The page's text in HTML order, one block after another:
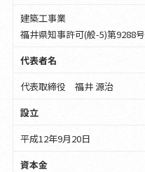
建築工事業
福井県知事許可(般-5)第9288号
代表者名
代表取締役 福井 源治
設立
平成12年9月20日
資本金